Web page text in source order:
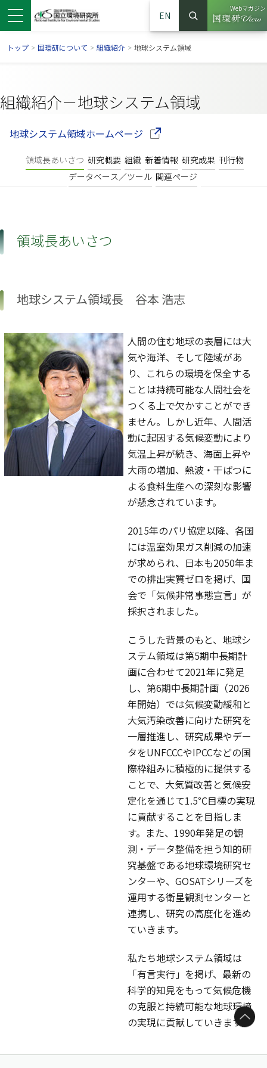
EN
サイト内検索
検索
Webマガジン
（別ウイ
トップ > 国環研について > 組織紹介 > 地球システム領域
組織紹介－地球システム領域
地球システム領域ホームページ （別ウインドウで開きます）
領域長あいさつ 研究概要 組織 新着情報 研究成果 刊行物
データベース／ツール 関連ページ
領域長あいさつ
地球システム領域長 谷本 浩志
人間の住む地球の表層には大
気や海洋、そして陸域があ
り、これらの環境を保全する
ことは持続可能な人間社会を
つくる上で欠かすことができ
ません。しかし近年、人間活
動に起因する気候変動により
気温上昇が続き、海面上昇や
大雨の増加、熱波・干ばつに
よる食料生産への深刻な影響
が懸念されています。
2015年のパリ協定以降、各国
には温室効果ガス削減の加速
が求められ、日本も2050年ま
での排出実質ゼロを掲げ、国
会で「気候非常事態宣言」が
採択されました。
こうした背景のもと、地球シ
ステム領域は第5期中長期計
画に合わせて2021年に発足
し、第6期中長期計画（2026
年開始）では気候変動緩和と
大気汚染改善に向けた研究を
一層推進し、研究成果やデー
タをUNFCCCやIPCCなどの国
際枠組みに積極的に提供する
ことで、大気質改善と気候安
定化を通じて1.5℃目標の実現
に貢献することを目指しま
す。また、1990年発足の観
測・データ整備を担う知的研
究基盤である地球環境研究セ
ンターや、GOSATシリーズを
運用する衛星観測センターと
連携し、研究の高度化を進め
ていきます。
私たち地球システム領域は
「有言実行」を掲げ、最新の
科学的知見をもって気候危機
の克服と持続可能な地球環境
の実現に貢献していきます。
ページトップへ